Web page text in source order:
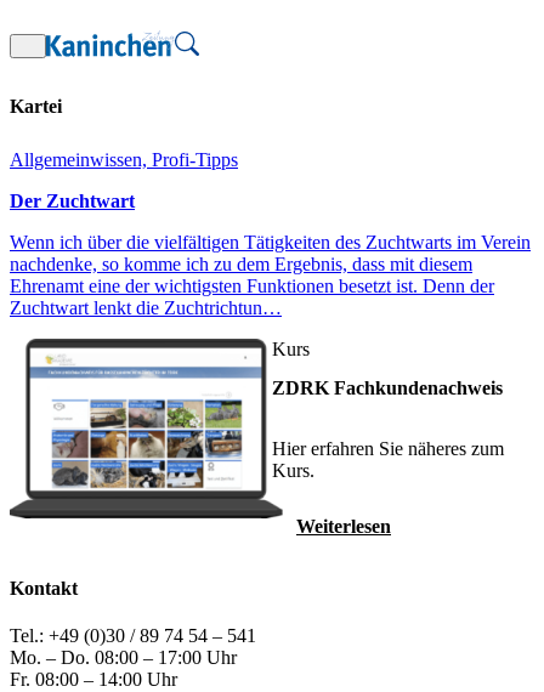
Inhalt
springen
Kartei
Allgemeinwissen, Profi-Tipps
Der Zuchtwart
Wenn ich über die vielfältigen Tätigkeiten des Zuchtwarts im Verein
nachdenke, so komme ich zu dem Ergebnis, dass mit diesem
Ehrenamt eine der wichtigsten Funktionen besetzt ist. Denn der
Zuchtwart lenkt die Zuchtrichtun…
Kurs
ZDRK Fachkundenachweis
Hier erfahren Sie näheres zum
Kurs.
Weiterlesen
Kontakt
Tel.: +49 (0)30 / 89 74 54 – 541
Mo. – Do. 08:00 – 17:00 Uhr
Fr. 08:00 – 14:00 Uhr